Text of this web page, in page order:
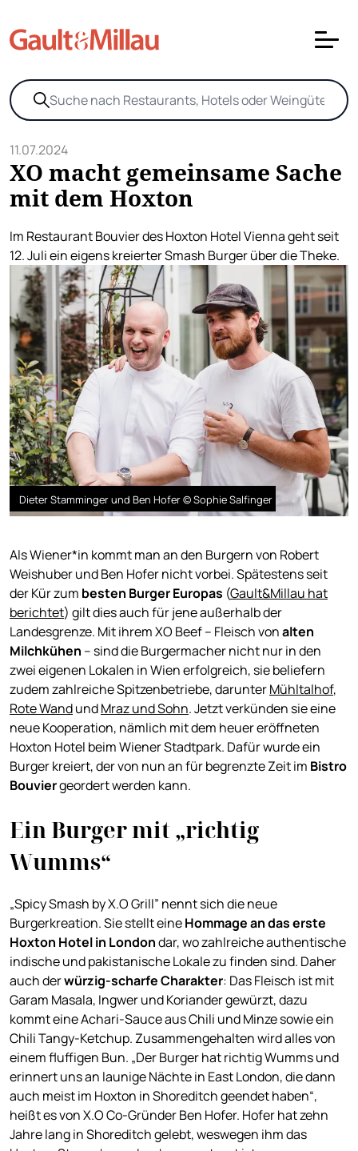
11.07.2024
XO macht gemeinsame Sache
mit dem Hoxton
Im Restaurant Bouvier des Hoxton Hotel Vienna geht seit
12. Juli ein eigens kreierter Smash Burger über die Theke.
Dieter Stamminger und Ben Hofer © Sophie Salfinger
Als Wiener*in kommt man an den Burgern von Robert
Weishuber und Ben Hofer nicht vorbei. Spätestens seit
der Kür zum besten Burger Europas (Gault&Millau hat
berichtet) gilt dies auch für jene außerhalb der
Landesgrenze. Mit ihrem XO Beef – Fleisch vonalten
Milchkühen – sind die Burgermacher nicht nur in den
zwei eigenen Lokalen in Wien erfolgreich, sie beliefern
zudem zahlreiche Spitzenbetriebe, darunterMühltalhof,
Rote WandundMraz und Sohn. Jetzt verkünden sie eine
neue Kooperation, nämlich mit dem heuer eröffneten
Hoxton Hotel beim Wiener Stadtpark. Dafür wurde ein
Burger kreiert, der von nun an für begrenzte Zeit im Bistro
Bouviergeordert werden kann.
Ein Burger mit „richtig
Wumms“
„Spicy Smash by X.O Grill” nennt sich die neue
Burgerkreation. Sie stellt eineHommage an das erste
Hoxton Hotel in Londondar, wo zahlreiche authentische
indische und pakistanische Lokale zu finden sind. Daher
auch derwürzig-scharfe Charakter: Das Fleisch ist mit
Garam Masala, Ingwer und Koriander gewürzt, dazu
kommt eine Achari-Sauce aus Chili und Minze sowie ein
Chili Tangy-Ketchup. Zusammengehalten wird alles von
einem fluffigen Bun. „Der Burger hat richtig Wumms und
erinnert uns an launige Nächte in East London, die dann
auch meist im Hoxton in Shoreditch geendet haben“,
heißt es von X.O Co-Gründer Ben Hofer. Hofer hat zehn
Jahre lang in Shoreditch gelebt, weswegen ihm das